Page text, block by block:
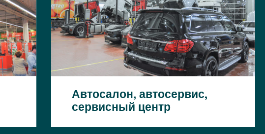
Автосалон, автосервис,
сервисный центр